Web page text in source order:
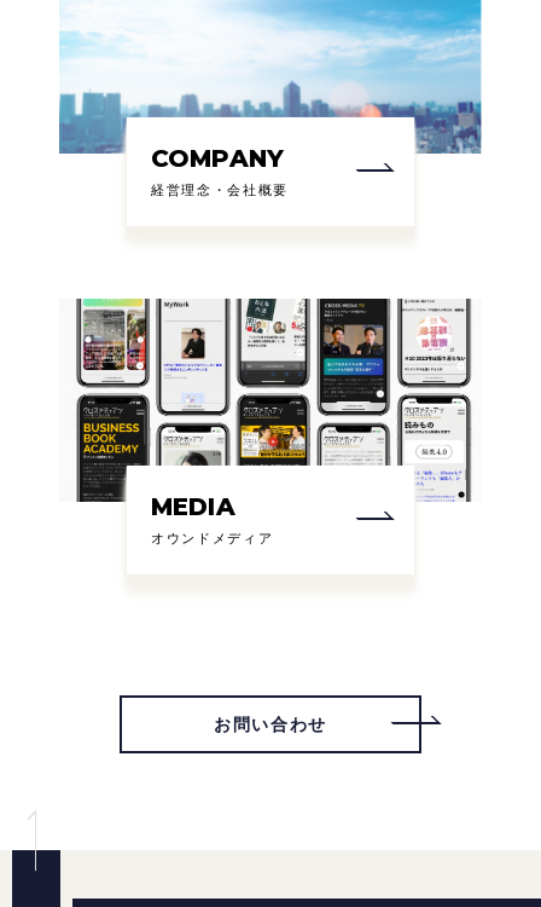
COMPANY
経営理念・会社概要
MEDIA
オウンドメディア
お問い合わせ